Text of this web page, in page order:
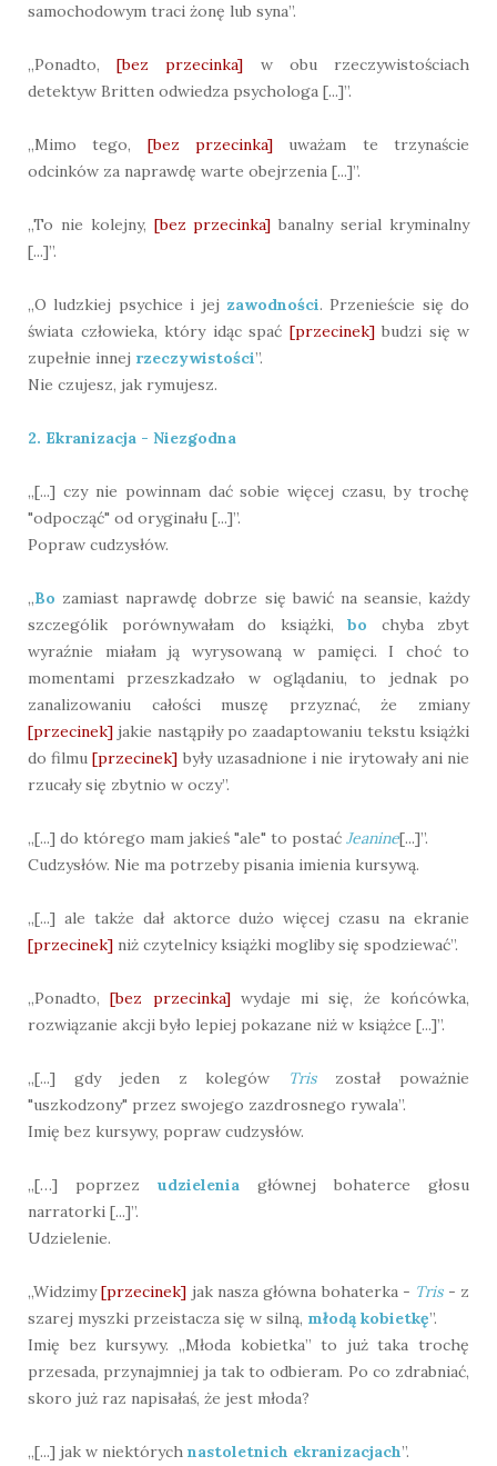
samochodowym traci żonę lub syna”.
„Ponadto,[bez przecinka] w obu rzeczywistościach
detektyw Britten odwiedza psychologa [...]”.
„Mimo tego, [bez przecinka] uważam te trzynaście
odcinków za naprawdę warte obejrzenia [...]”.
„To nie kolejny, [bez przecinka] banalny serial kryminalny
[...]”.
„O ludzkiej psychice i jej zawodności. Przenieście się do
świata człowieka, który idąc spać [przecinek]budzi się w
zupełnie innej rzeczywistości”.
Nie czujesz, jak rymujesz.
2. Ekranizacja - Niezgodna
„[...] czy nie powinnam dać sobie więcej czasu, by trochę
"odpocząć" od oryginału [...]”.
Popraw cudzysłów.
„Bo zamiast naprawdę dobrze się bawić na seansie, każdy
szczególik porównywałam do książki, bo chyba zbyt
wyraźnie miałam ją wyrysowaną w pamięci. I choć to
momentami przeszkadzało w oglądaniu, to jednak po
zanalizowaniu całości muszę przyznać, że zmiany
[przecinek] jakie nastąpiły po zaadaptowaniu tekstu książki
do filmu[przecinek] były uzasadnione i nie irytowały ani nie
rzucały się zbytnio w oczy”.
„[...] do którego mam jakieś "ale" to postać Jeanine[...]”.
Cudzysłów. Nie ma potrzeby pisania imienia kursywą.
„[...] ale także dał aktorce dużo więcej czasu na ekranie
[przecinek] niż czytelnicy książki mogliby się spodziewać”.
„Ponadto,[bez przecinka]wydaje mi się, że końcówka,
rozwiązanie akcji było lepiej pokazane niż w książce [...]”.
„[...] gdy jeden z kolegów Triszostał poważnie
"uszkodzony" przez swojego zazdrosnego rywala”.
Imię bez kursywy, popraw cudzysłów.
„[…] poprzez udzielenia głównej bohaterce głosu
narratorki [...]”.
Udzielenie.
„Widzimy[przecinek] jak nasza główna bohaterka - Tris- z
szarej myszki przeistacza się w silną, młodą kobietkę”.
Imię bez kursywy. „Młoda kobietka” to już taka trochę
przesada, przynajmniej ja tak to odbieram. Po co zdrabniać,
skoro już raz napisałaś, że jest młoda?
„[...] jak w niektórych nastoletnich ekranizacjach”.